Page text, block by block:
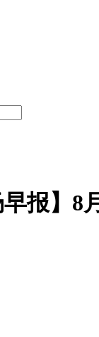
早报】8